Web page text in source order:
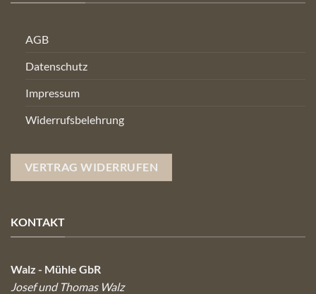
AGB
Datenschutz
Impressum
Widerrufsbelehrung
VERTRAG WIDERRUFEN
KONTAKT
Walz - Mühle GbR
Josef und Thomas Walz